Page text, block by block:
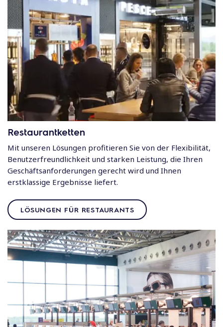
Restaurantketten
Mit unseren Lösungen profitieren Sie von der Flexibilität,
Benutzerfreundlichkeit und starken Leistung, die Ihren
Geschäftsanforderungen gerecht wird und Ihnen
erstklassige Ergebnisse liefert.
LÖSUNGEN FÜR RESTAURANTS